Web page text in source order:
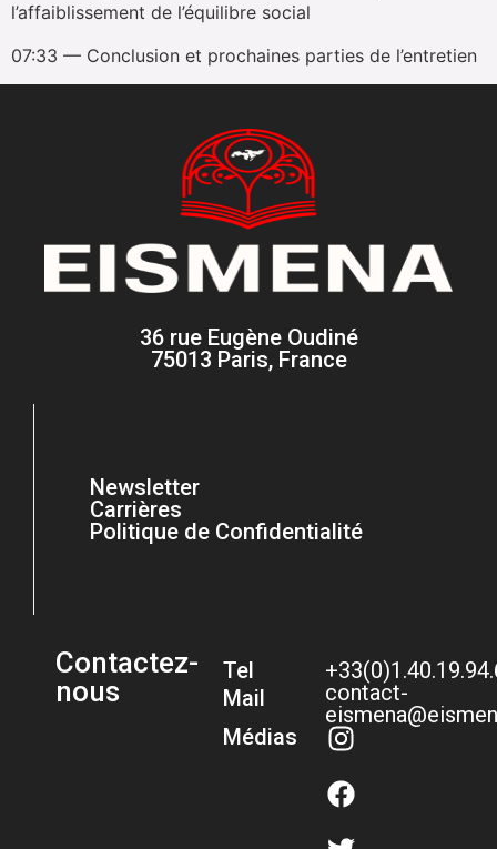
l’affaiblissement de l’équilibre social
07:33 — Conclusion et prochaines parties de l’entretien
36 rue Eugène Oudiné
75013 Paris, France
Newsletter
Carrières
Politique de Confidentialité
Contactez-
nous
Tel
Mail
Médias
contact-